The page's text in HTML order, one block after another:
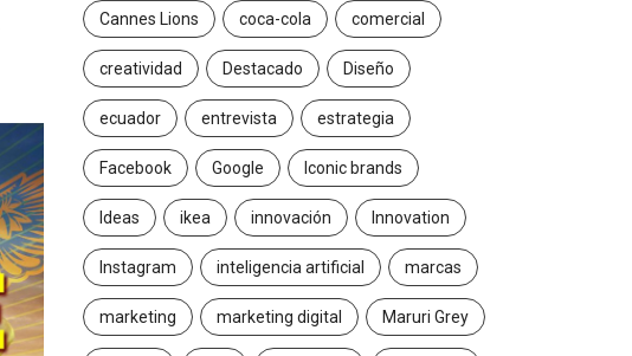
Cannes Lions coca-cola comercial
creatividad Destacado Diseño
ecuador entrevista estrategia
Facebook Google Iconic brands
Ideas ikea innovación Innovation
Instagram inteligencia artificial marcas
marketing marketing digital Maruri Grey